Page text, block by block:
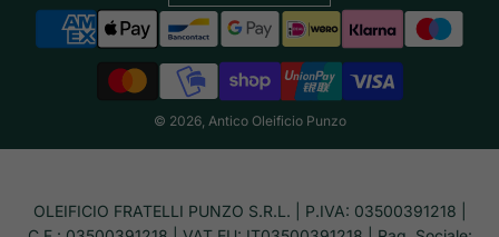
© 2026, Antico Oleificio Punzo
OLEIFICIO FRATELLI PUNZO S.R.L. | P.IVA: 03500391218 |